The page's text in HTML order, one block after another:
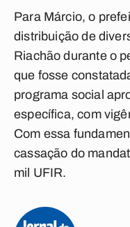
Para Márcio, o
distribuição de
Riachão durante o
que fosse
programa social
específica, com
Com essa
cassação do
mil UFIR.